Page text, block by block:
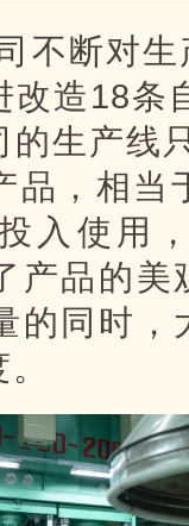
不断对
改造18条
的生产线
品，相当
入使用
产品的
的同时